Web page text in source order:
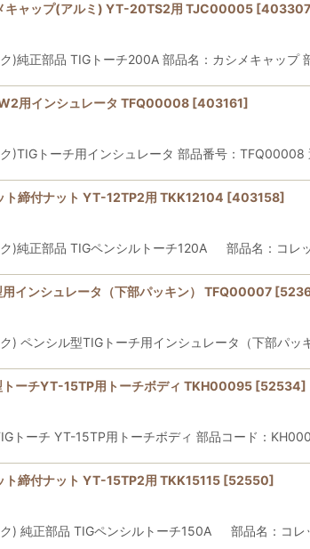
キャップ(アルミ) YT-20TS2用 TJC00005 [403307
)純正部品 TIGトーチ200A 部品名：カシメキャッ
用インシュレータ TFQ00008 [403161]
)TIGトーチ用インシュレータ 部品番号：
ト締付ナット YT-12TP2用 TKK12104 [403158]
)純正部品 TIGペンシルトーチ120A 部品名：コレ
インシュレータ（下部パッキン） TFQ00007 [
) ペンシル型TIGトーチ用インシュレータ（下部
ーチYT-15TP用トーチボディ TKH00095 [52534]
トーチ YT-15TP用トーチボディ 部品コード：
締付ナット YT-15TP2用 TKK15115 [52550]
) 純正部品 TIGペンシルトーチ150A 部品名：コレ